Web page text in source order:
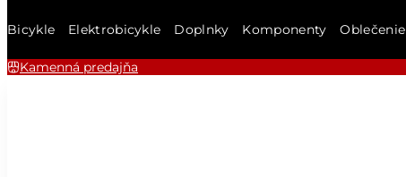
Bicykle Elektrobicykle Doplnky Komponenty Oblečenie
Kamenná predajňa